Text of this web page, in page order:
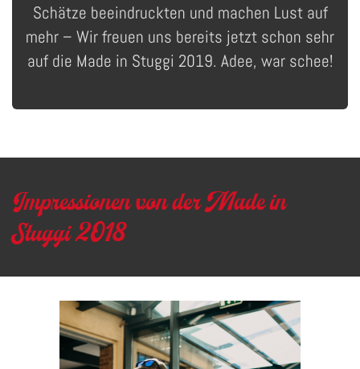
Schätze beeindruckten und machen Lust auf
mehr – Wir freuen uns bereits jetzt schon sehr
auf die Made in Stuggi 2019. Adee, war schee!
Impressionen von der Made in
Stuggi 2018